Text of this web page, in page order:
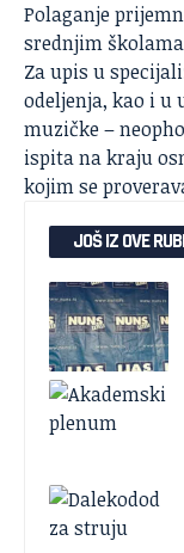
Polaganje
srednjim školama
Za upis u
odeljenja, kao i u
muzičke –
ispita na kraju
kojim se
JOŠ IZ OVE